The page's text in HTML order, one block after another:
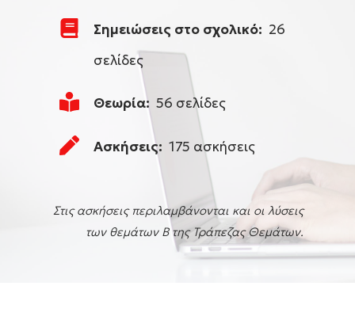
Σημειώσεις στο σχολικό: 26
σελίδες
Θεωρία: 56 σελίδες
Ασκήσεις: 175 ασκήσεις
Στις ασκήσεις περιλαμβάνονται και οι λύσεις
των θεμάτων Β της Τράπεζας Θεμάτων.